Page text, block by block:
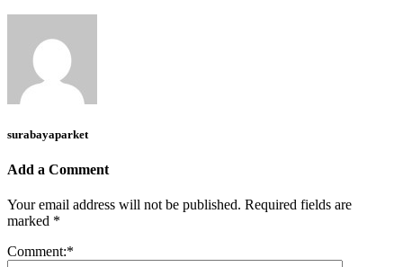
surabayaparket
Add a Comment
Your email address will not be published. Required fields are
marked *
Comment:*